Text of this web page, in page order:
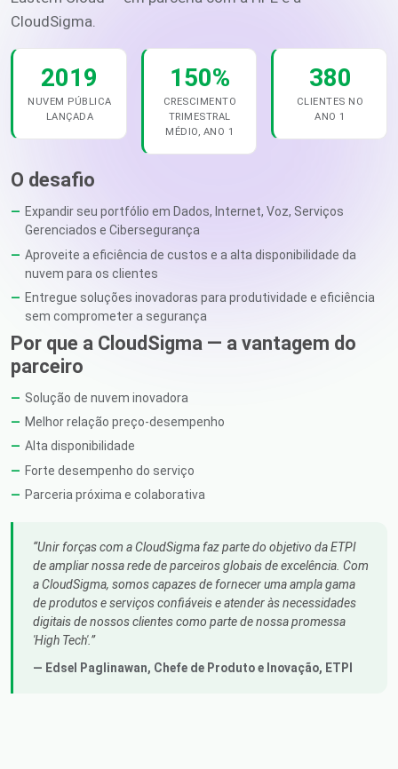
CloudSigma.
2019
NUVEM PÚBLICA
LANÇADA
150%
CRESCIMENTO
TRIMESTRAL
MÉDIO, ANO 1
380
CLIENTES NO
ANO 1
O desafio
Expandir seu portfólio em Dados, Internet, Voz, Serviços
Gerenciados e Cibersegurança
Aproveite a eficiência de custos e a alta disponibilidade da
nuvem para os clientes
Entregue soluções inovadoras para produtividade e eficiência
sem comprometer a segurança
Por que a CloudSigma — a vantagem do
parceiro
Solução de nuvem inovadora
Melhor relação preço-desempenho
Alta disponibilidade
Forte desempenho do serviço
Parceria próxima e colaborativa
Unir forças com a CloudSigma faz parte do objetivo da ETPI
de ampliar nossa rede de parceiros globais de excelência. Com
a CloudSigma, somos capazes de fornecer uma ampla gama
de produtos e serviços confiáveis e atender às necessidades
digitais de nossos clientes como parte de nossa promessa
'High Tech'.
— Edsel Paglinawan, Chefe de Produto e Inovação, ETPI